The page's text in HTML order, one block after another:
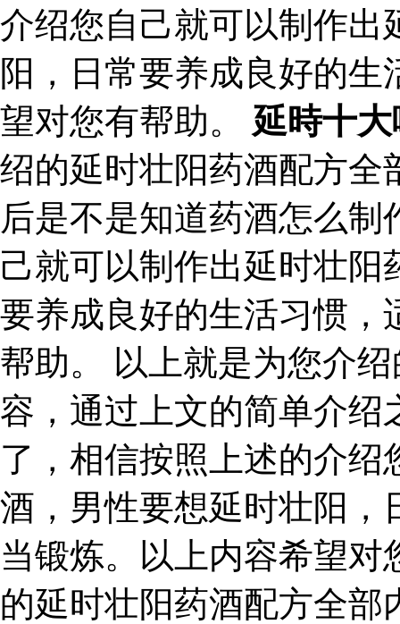
介绍您自己就可以制作出
阳，日常要养成良好的
望对您有帮助。 延時十
绍的延时壮阳药酒配方全
后是不是知道药酒怎么
己就可以制作出延时壮
要养成良好的生活习惯，
帮助。 以上就是为您介
容，通过上文的简单介绍
了，相信按照上述的介
酒，男性要想延时壮阳，
当锻炼。以上内容希望
的延时壮阳药酒配方全